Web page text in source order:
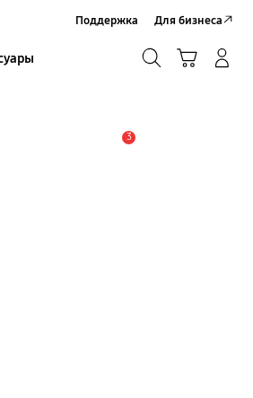
Поддержка Для бизнеса
3